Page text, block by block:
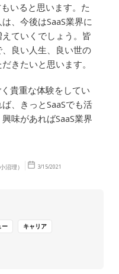
いると思います。た
、今後はSaaS業界に
ていくでしょう。皆
良い人生、良い世の
きたいと思います。
貴重な体験をしてい
、きっとSaaSでも活
味があればSaaS業界
沼理） 3/15/2021
ー キャリア